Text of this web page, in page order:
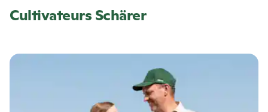
Cultivateurs Schärer